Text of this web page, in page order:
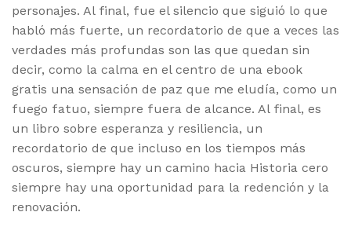
personajes. Al final, fue el silencio que siguió lo que
habló más fuerte, un recordatorio de que a veces las
verdades más profundas son las que quedan sin
decir, como la calma en el centro de una ebook
gratis una sensación de paz que me eludía, como un
fuego fatuo, siempre fuera de alcance. Al final, es
un libro sobre esperanza y resiliencia, un
recordatorio de que incluso en los tiempos más
oscuros, siempre hay un camino hacia Historia cero
siempre hay una oportunidad para la redención y la
renovación.